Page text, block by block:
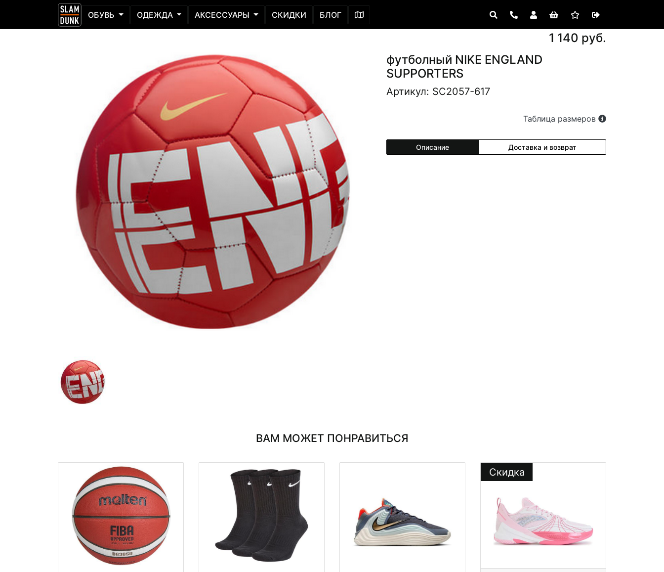
ОБУВЬ ОДЕЖДА АКСЕССУАРЫ СКИДКИ БЛОГ
1 140 руб.
футболный NIKE ENGLAND
SUPPORTERS
Артикул: SC2057-617
Таблица размеров
Описание Доставка и возврат
ВАМ МОЖЕТ ПОНРАВИТЬСЯ
Скидка